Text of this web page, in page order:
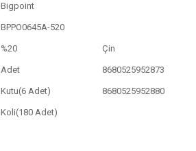
Bigpoint
BPPO0645A-520
%20 Çin
Adet 8680525952873
Kutu(6 Adet) 8680525952880
Koli(180 Adet)